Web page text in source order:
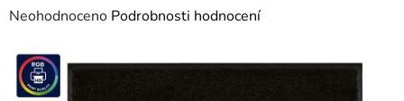
Průměrné
produktu
je
Neohodnoceno Podrobnosti hodnocení